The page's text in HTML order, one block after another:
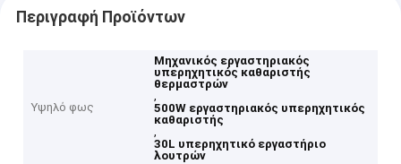
Περιγραφή Προϊόντων
Υψηλό φως
Μηχανικός εργαστηριακός
υπερηχητικός καθαριστής
θερμαστρών
,
500W εργαστηριακός υπερηχητικός
καθαριστής
,
30L υπερηχητικό εργαστήριο
λουτρών